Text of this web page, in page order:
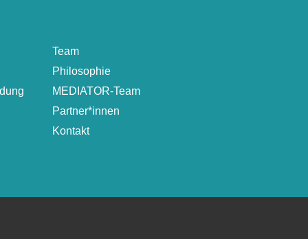
Team
Philosophie
MEDIATOR-Team
Partner*innen
Kontakt